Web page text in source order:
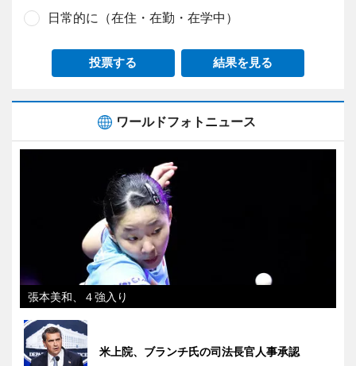
日常的に（在住・在勤・在学中）
投票する 結果を見る
ワールドフォトニュース
張本美和、４強入り
米上院、ブランチ氏の司法長官人事承認